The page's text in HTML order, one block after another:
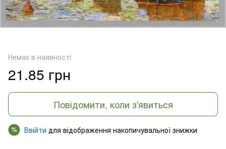
Немає в наявності
21.85 грн
Повідомити, коли з'явиться
% Ввійти для відображення накопичувальної знижки